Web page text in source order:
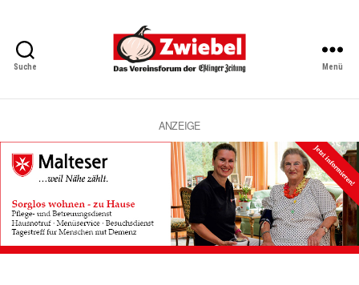
Suche
Vereinsforum
Eßlinger
Zeitung
Menü
ANZEIGE